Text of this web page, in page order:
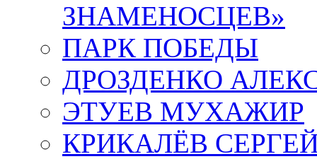
ЗНАМЕНОСЦЕВ»
ПАРК ПОБЕДЫ
ДРОЗДЕНКО
ЭТУЕВ МУХАЖИР
КРИКАЛЁВ